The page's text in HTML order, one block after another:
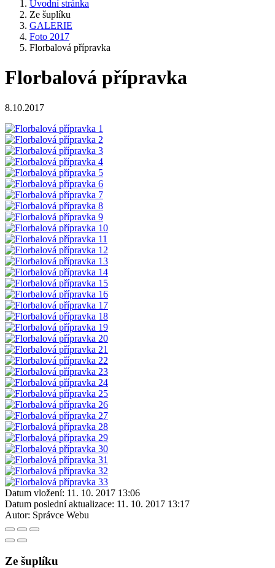
Úvodní stránka
Ze šuplíku
GALERIE
Foto 2017
Florbalová přípravka
Florbalová přípravka
8.10.2017
Datum vložení: 11. 10. 2017 13:06
Datum poslední aktualizace: 11. 10. 2017 13:17
Autor: Správce Webu
Ze šuplíku